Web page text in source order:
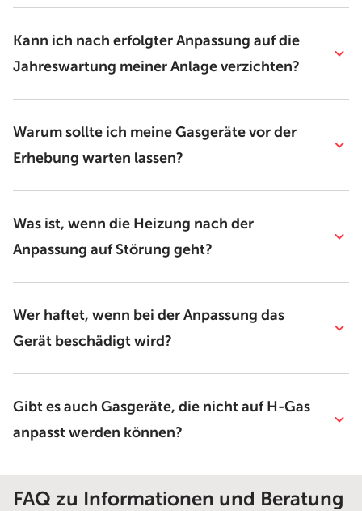
Kann ich nach erfolgter Anpassung auf die
Jahreswartung meiner Anlage verzichten?
Warum sollte ich meine Gasgeräte vor der
Erhebung warten lassen?
Was ist, wenn die Heizung nach der
Anpassung auf Störung geht?
Wer haftet, wenn bei der Anpassung das
Gerät beschädigt wird?
Gibt es auch Gasgeräte, die nicht auf H-Gas
anpasst werden können?
FAQ zu Informationen und Beratung